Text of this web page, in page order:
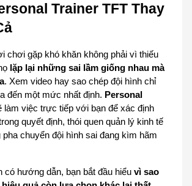
Trainer TFT Thay
chơi gặp khó khăn không phải vì thiếu
lặp lại những sai lầm giống nhau mà
. Xem video hay sao chép đội hình chỉ
đến một mức nhất định. Personal
làm việc trực tiếp với bạn để xác định
quyết định, thói quen quản lý kinh tế
pha chuyển đội hình sai đang kìm hãm
có hướng dẫn, bạn bắt đầu hiểu vì sao